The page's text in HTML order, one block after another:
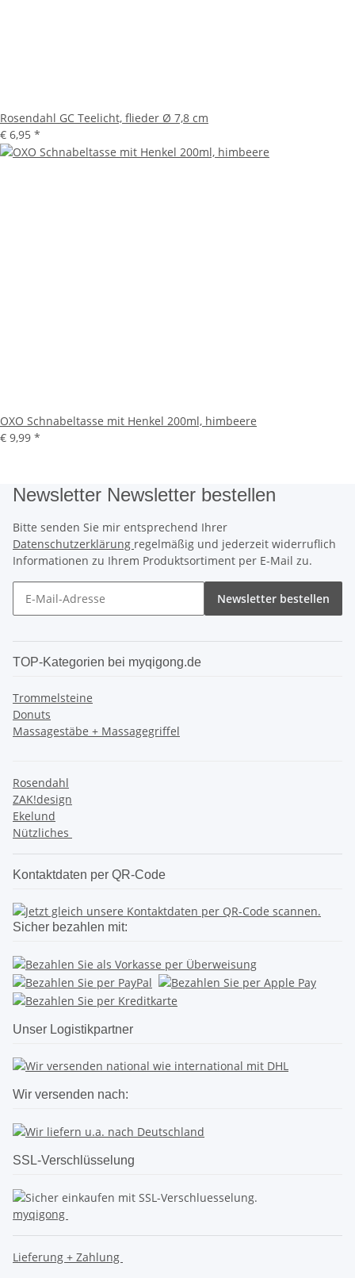
Rosendahl GC Teelicht, flieder Ø 7,8 cm
€ 6,95 *
OXO Schnabeltasse mit Henkel 200ml, himbeere
€ 9,99 *
Newsletter Newsletter bestellen
Bitte senden Sie mir entsprechend Ihrer
Datenschutzerklärung regelmäßig und jederzeit widerruflich
Informationen zu Ihrem Produktsortiment per E-Mail zu.
Newsletter bestellen
TOP-Kategorien bei myqigong.de
Trommelsteine
Donuts
Massagestäbe + Massagegriffel
Rosendahl
ZAK!design
Ekelund
Nützliches
Kontaktdaten per QR-Code
Sicher bezahlen mit:
Unser Logistikpartner
Wir versenden nach:
SSL-Verschlüsselung
myqigong
Lieferung + Zahlung